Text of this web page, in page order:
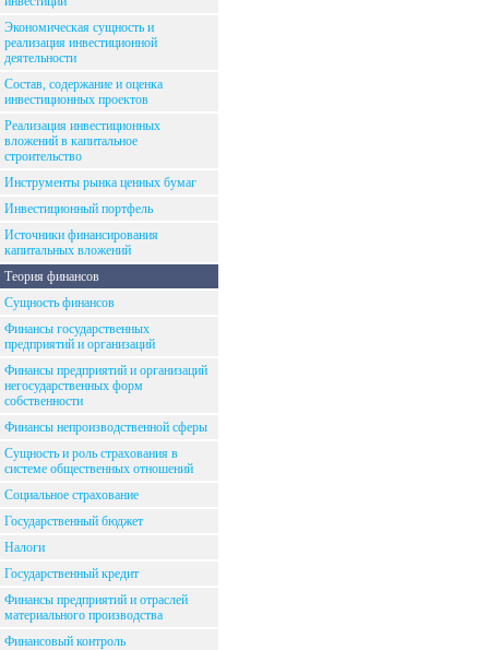
Экономическая сущность и
реализация инвестиционной
деятельности
Состав, содержание и оценка
инвестиционных проектов
Реализация инвестиционных
вложений в капитальное
строительство
Инструменты рынка ценных бумаг
Инвестиционный портфель
Источники финансирования
капитальных вложений
Теория финансов
Сущность финансов
Финансы государственных
предприятий и организаций
Финансы предприятий и организаций
негосударственных форм
собственности
Финансы непроизводственной сферы
Сущность и роль страхования в
системе общественных отношений
Социальное страхование
Государственный бюджет
Налоги
Государственный кредит
Финансы предприятий и отраслей
материального производства
Финансовый контроль